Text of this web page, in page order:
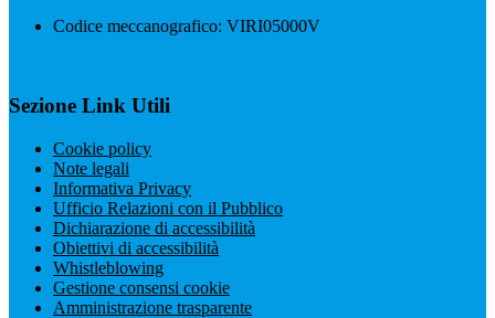
Codice meccanografico: VIRI05000V
Sezione Link Utili
Cookie policy
Note legali
Informativa Privacy
Ufficio Relazioni con il Pubblico
Dichiarazione di accessibilità
Obiettivi di accessibilità
Whistleblowing
Gestione consensi cookie
Amministrazione trasparente